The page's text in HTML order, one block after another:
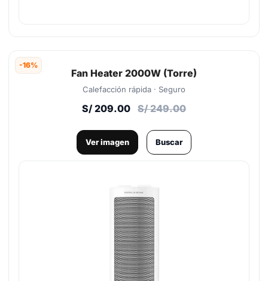
-16%
Fan Heater 2000W (Torre)
Calefacción rápida · Seguro
S/ 209.00 S/ 249.00
Ver imagen Buscar